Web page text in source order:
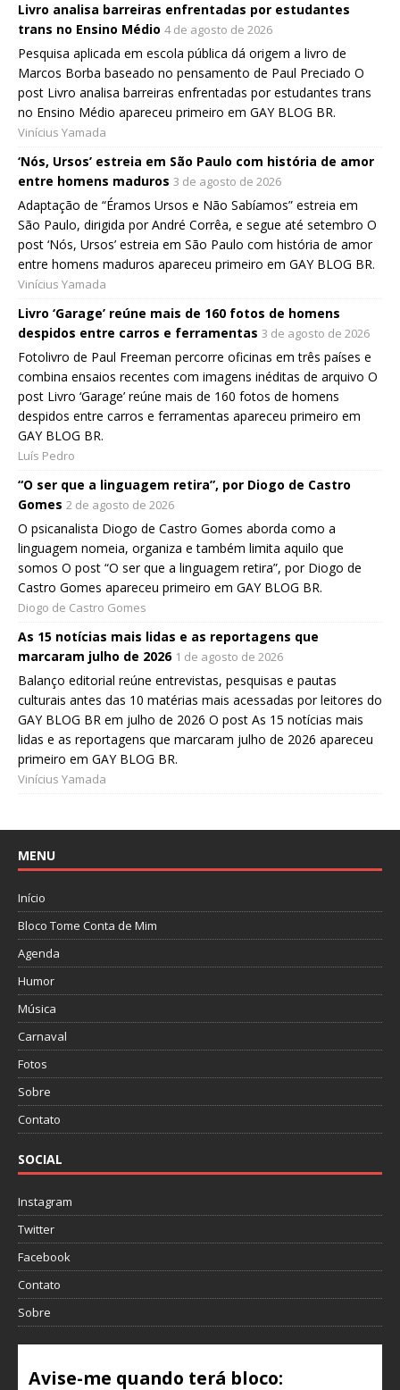
Livro analisa barreiras enfrentadas por estudantes
trans no Ensino Médio 4 de agosto de 2026
Pesquisa aplicada em escola pública dá origem a livro de
Marcos Borba baseado no pensamento de Paul Preciado O
post Livro analisa barreiras enfrentadas por estudantes trans
no Ensino Médio apareceu primeiro em GAY BLOG BR.
Vinícius Yamada
‘Nós, Ursos’ estreia em São Paulo com história de amor
entre homens maduros 3 de agosto de 2026
Adaptação de “Éramos Ursos e Não Sabíamos” estreia em
São Paulo, dirigida por André Corrêa, e segue até setembro O
post ‘Nós, Ursos’ estreia em São Paulo com história de amor
entre homens maduros apareceu primeiro em GAY BLOG BR.
Vinícius Yamada
Livro ‘Garage’ reúne mais de 160 fotos de homens
despidos entre carros e ferramentas 3 de agosto de 2026
Fotolivro de Paul Freeman percorre oficinas em três países e
combina ensaios recentes com imagens inéditas de arquivo O
post Livro ‘Garage’ reúne mais de 160 fotos de homens
despidos entre carros e ferramentas apareceu primeiro em
GAY BLOG BR.
Luís Pedro
“O ser que a linguagem retira”, por Diogo de Castro
Gomes 2 de agosto de 2026
O psicanalista Diogo de Castro Gomes aborda como a
linguagem nomeia, organiza e também limita aquilo que
somos O post “O ser que a linguagem retira”, por Diogo de
Castro Gomes apareceu primeiro em GAY BLOG BR.
Diogo de Castro Gomes
As 15 notícias mais lidas e as reportagens que
marcaram julho de 2026 1 de agosto de 2026
Balanço editorial reúne entrevistas, pesquisas e pautas
culturais antes das 10 matérias mais acessadas por leitores do
GAY BLOG BR em julho de 2026 O post As 15 notícias mais
lidas e as reportagens que marcaram julho de 2026 apareceu
primeiro em GAY BLOG BR.
Vinícius Yamada
MENU
Início
Bloco Tome Conta de Mim
Agenda
Humor
Música
Carnaval
Fotos
Sobre
Contato
SOCIAL
Instagram
Twitter
Facebook
Contato
Sobre
Avise-me quando terá bloco: